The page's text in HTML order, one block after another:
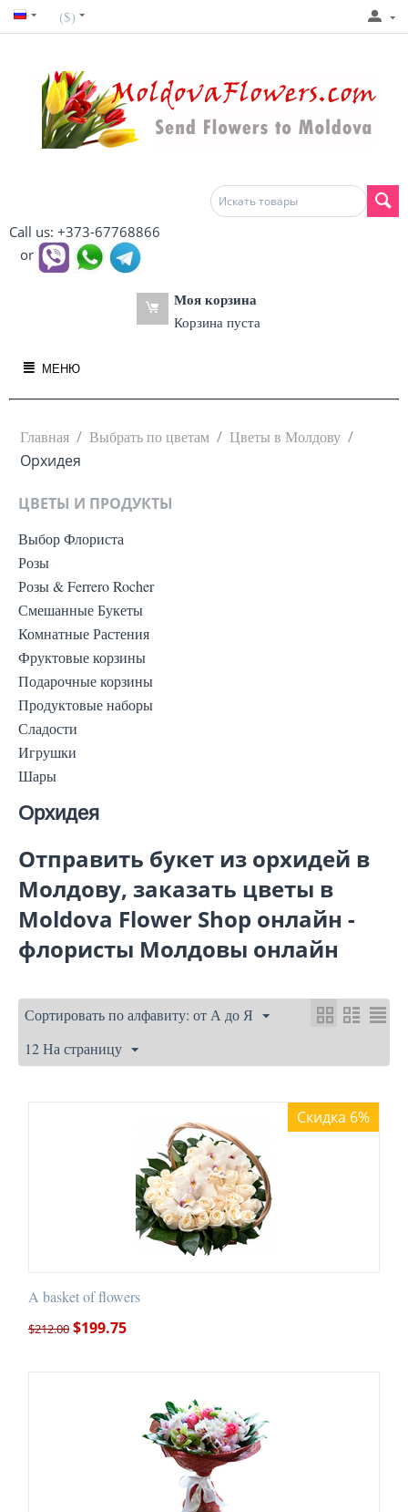
($)
Call us: +373-67768866
or
Моя корзина
Корзина пуста
МЕНЮ
Главная / Выбрать по цветам / Цветы в Молдову /
Орхидея
ЦВЕТЫ И ПРОДУКТЫ
Выбор Флориста
Розы
Розы & Ferrero Rocher
Смешанные Букеты
Комнатные Растения
Фруктовые корзины
Подарочные корзины
Продуктовые наборы
Сладости
Игрушки
Шары
Орхидея
Отправить букет из орхидей в
Молдову, заказать цветы в
Moldova Flower Shop онлайн -
флористы Молдовы онлайн
Сортировать по алфавиту: от А до Я
12 На страницу
Скидка 6%
A basket of flowers
$212.00 $199.75